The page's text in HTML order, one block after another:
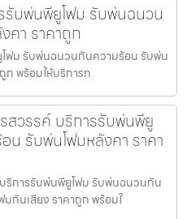
รับพ่นพียูโฟม รับพ่นฉนวน
คา ราคาถูก
ฟม รับพ่นฉนวนกันความร้อน รับพ่น
ก พร้อมให้บริการท
วรรค์ บริการรับพ่นพียู
รับพ่นโฟมหลังคา ราคา
ริการรับพ่นพียูโฟม รับพ่นฉนวนกัน
กันเสียง ราคาถูก พร้อมใ